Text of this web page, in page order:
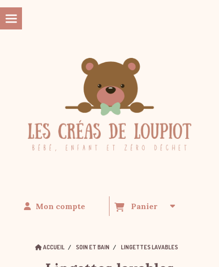
Mon compte Panier
ACCUEIL SOIN ET BAIN LINGETTES LAVABLES